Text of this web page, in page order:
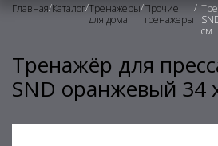
Главная/Каталог/Тренажеры
для дома
/Прочие
тренажеры
/
cм
Тренажёр для
SND оранжевый 34